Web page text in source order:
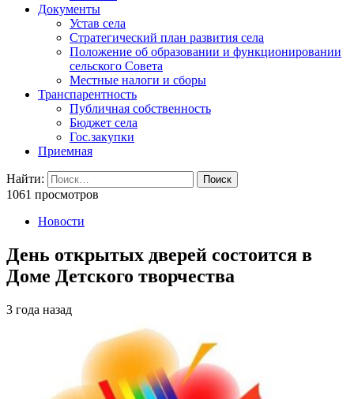
Документы
Устав села
Стратегический план развития села
Положение об образовании и функционировании
сельского Совета
Местные налоги и сборы
Транспарентность
Публичная собственность
Бюджет села
Гос.закупки
Приемная
Найти:
1061 просмотров
Новости
День открытых дверей состоится в
Доме Детского творчества
3 года назад